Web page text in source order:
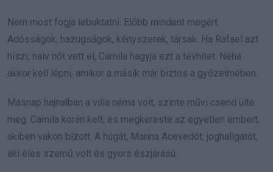
Nem most fogja lebuktatni. Előbb mindent megért.
Adósságok, hazugságok, kényszerek, társak. Ha Rafael azt
hiszi, naiv nőt vett el, Camila hagyja ezt a tévhitet. Néha
akkor kell lépni, amikor a másik már biztos a győzelmében.
Másnap hajnalban a villa néma volt, szinte művi csend ülte
meg. Camila korán kelt, és megkereste az egyetlen embert,
akiben vakon bízott. A húgát, Marina Acevedót, joghallgatót,
aki éles szemű volt és gyors észjárású.